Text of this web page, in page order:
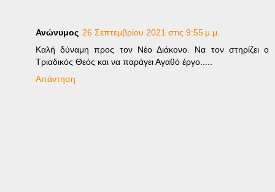
Ανώνυμος 26 Σεπτεμβρίου 2021 στις 9:55 μ.μ.
Καλή δύναμη προς τον Νέο Διάκονο. Να τον στηρίζει ο
Τριαδικός Θεός και να παράγει Αγαθό έργο.....
Απάντηση